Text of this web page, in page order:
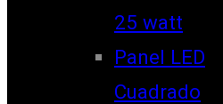
25 watt
Panel LED
Cuadrado